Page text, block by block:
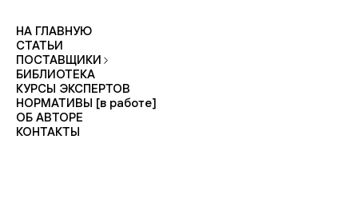
НА ГЛАВНУЮ
СТАТЬИ
ПОСТАВЩИКИ
БИБЛИОТЕКА
КУРСЫ ЭКСПЕРТОВ
НОРМАТИВЫ [в работе]
ОБ АВТОРЕ
КОНТАКТЫ